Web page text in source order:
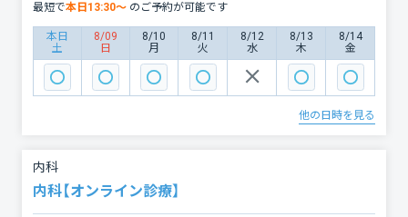
らでも簡単に診療を受けられます。夜間
や休日も対応しておりますので、忙しい
方でも安心してご利用いただけます。
眠りのお悩みを解消し、快適な日常生活
を取り戻しましょう。まずはお気軽にフ
ジクリニックまでご相談ください！ ※当
院では診療費以外の費用はかかりませ
最短で本日 13:30〜 のご予約が可能です
本日
土
8/09
日
8/10
月
8/11
火
8/12
水
8/13
木
8/14
金
他の日時を見る
内科
内科【オンライン診療】